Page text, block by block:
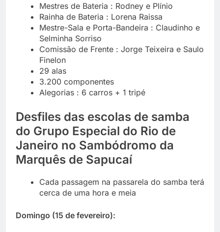
Mestres de Bateria : Rodney e Plínio
Rainha de Bateria : Lorena Raissa
Mestre-Sala e Porta-Bandeira : Claudinho e
Selminha Sorriso
Comissão de Frente : Jorge Teixeira e Saulo
Finelon
29 alas
3.200 componentes
Alegorias : 6 carros + 1 tripé
Desfiles das escolas de samba
do Grupo Especial do Rio de
Janeiro no Sambódromo da
Marquês de Sapucaí
Cada passagem na passarela do samba terá
cerca de uma hora e meia
Domingo (15 de fevereiro):